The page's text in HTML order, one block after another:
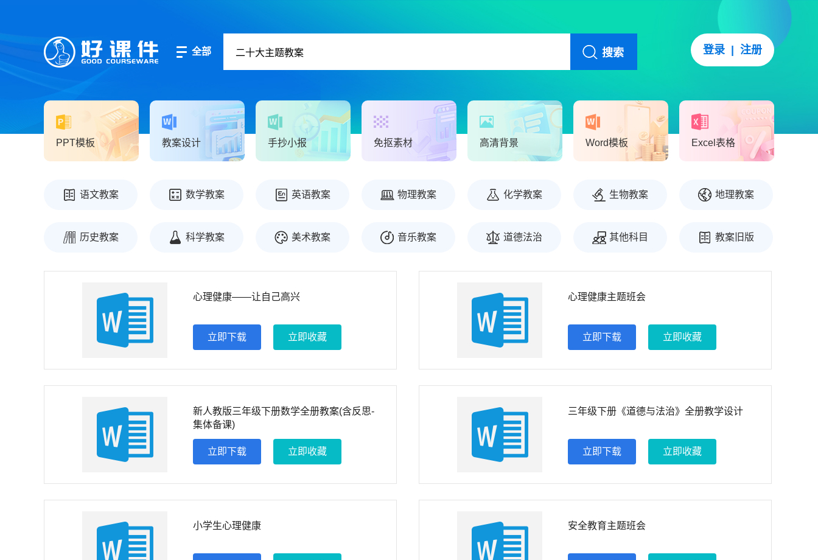
全部 搜索 登录 注册
PPT模板 教案设计 手抄小报 免抠素材 高清背景 Word模板 Excel表格
语文教案 数学教案 英语教案 物理教案 化学教案 生物教案 地理教案
历史教案 科学教案 美术教案 音乐教案 道德法治 其他科目 教案旧版
心理健康——让自己高兴
立即下载 立即收藏
心理健康主题班会
立即下载 立即收藏
新人教版三年级下册数学全册教案(含反思-
集体备课)
立即下载 立即收藏
三年级下册《道德与法治》全册教学设计
立即下载 立即收藏
小学生心理健康 安全教育主题班会